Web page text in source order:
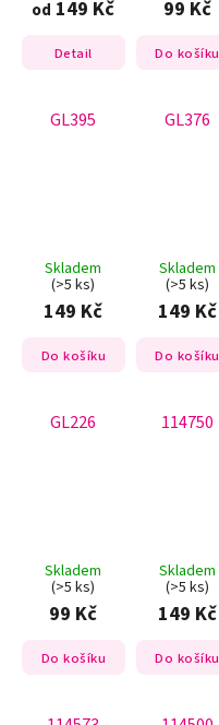
od 149 Kč
Detail
99 Kč
Do košíku
Skladem
(>5 ks)
149 Kč
Do košíku
GL395
Skladem
(>5 ks)
149 Kč
Do košíku
GL376
Skladem
(>5 ks)
99 Kč
Do košíku
GL226
Skladem
(>5 ks)
149 Kč
Do košíku
114750